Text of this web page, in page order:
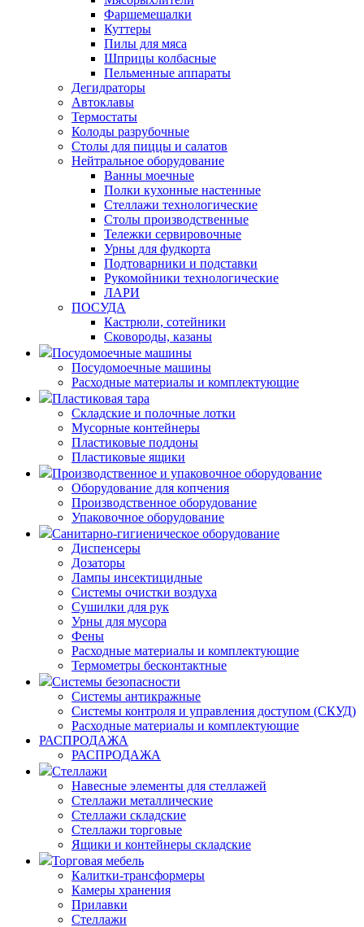
Фаршемешалки
Куттеры
Пилы для мяса
Шприцы колбасные
Пельменные аппараты
Дегидраторы
Автоклавы
Термостаты
Колоды разрубочные
Столы для пиццы и салатов
Нейтральное оборудование
Ванны моечные
Полки кухонные настенные
Стеллажи технологические
Столы производственные
Тележки сервировочные
Урны для фудкорта
Подтоварники и подставки
Рукомойники технологические
ЛАРИ
ПОСУДА
Кастрюли, сотейники
Сковороды, казаны
Посудомоечные машины
Посудомоечные машины
Расходные материалы и комплектующие
Пластиковая тара
Складские и полочные лотки
Мусорные контейнеры
Пластиковые поддоны
Пластиковые ящики
Производственное и упаковочное оборудование
Оборудование для копчения
Производственное оборудование
Упаковочное оборудование
Санитарно-гигиеническое оборудование
Диспенсеры
Дозаторы
Лампы инсектицидные
Системы очистки воздуха
Сушилки для рук
Урны для мусора
Фены
Расходные материалы и комплектующие
Термометры бесконтактные
Системы безопасности
Системы антикражные
Системы контроля и управления доступом (СКУД)
Расходные материалы и комплектующие
РАСПРОДАЖА
РАСПРОДАЖА
Стеллажи
Навесные элементы для стеллажей
Стеллажи металлические
Стеллажи складские
Стеллажи торговые
Ящики и контейнеры складские
Торговая мебель
Калитки-трансформеры
Камеры хранения
Прилавки
Стеллажи